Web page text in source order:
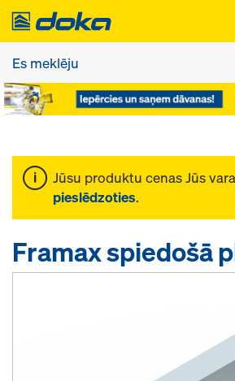
Jūsu produktu cenas Jūs
pieslēdzoties.
Framax spiedošā